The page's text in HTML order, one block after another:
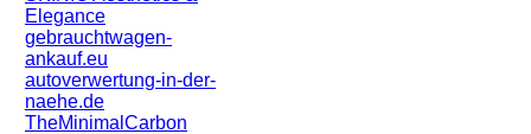
Elegance
gebrauchtwagen-
ankauf.eu
autoverwertung-in-der-
naehe.de
TheMinimalCarbon